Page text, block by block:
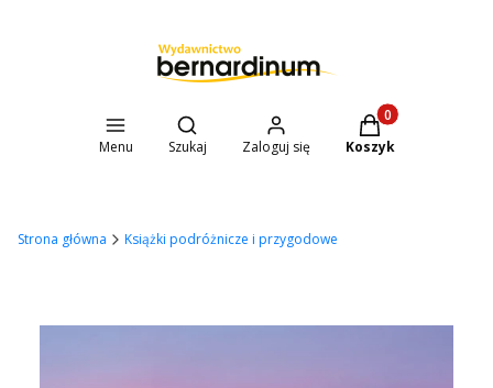
Menu
Otwórz wyszukiwarkę
Szukaj Zaloguj się
Produkty w
Koszyk
Strona główna Książki podróżnicze i przygodowe